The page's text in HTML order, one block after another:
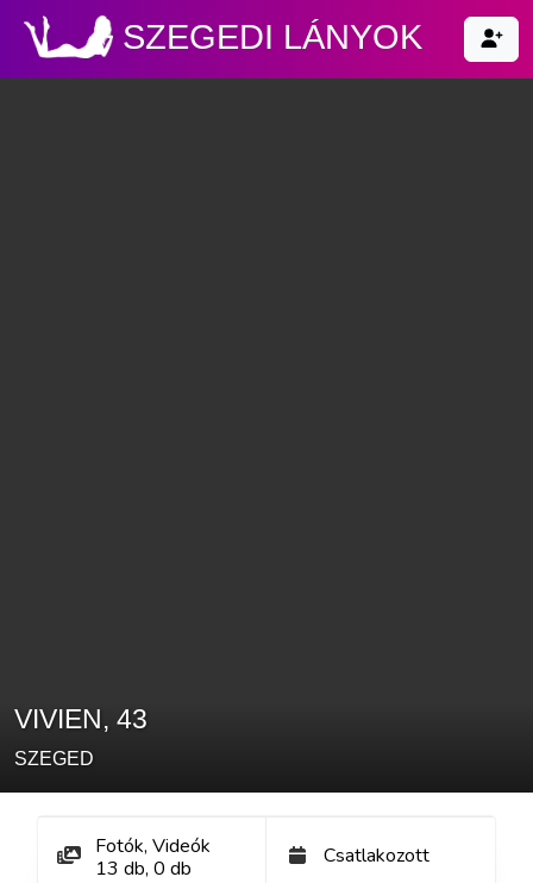
SZEGEDI LÁNYOK
VIVIEN, 43
SZEGED
Fotók, Videók
13 db, 0 db Csatlakozott